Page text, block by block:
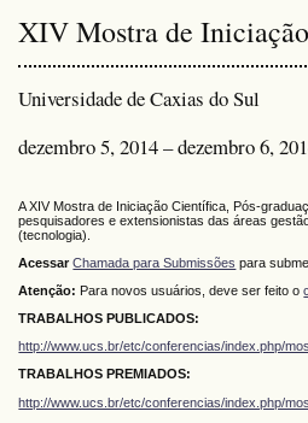
XIV Mostra de
Universidade de Caxias do Sul
dezembro 5, 2014 – dezembro 6,
A XIV Mostra de Iniciação Científica, Pós-
pesquisadores e extensionistas das áreas
(tecnologia).
AcessarChamada para Submissões para
Atenção: Para novos usuários, deve ser feito o
TRABALHOS PUBLICADOS:
http://www.ucs.br/etc/conferencias/index.php/
TRABALHOS PREMIADOS:
http://www.ucs.br/etc/conferencias/index.php/